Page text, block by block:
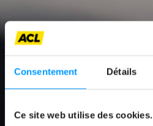
Consentement Détails
Ce site web utilise des cookies.
News